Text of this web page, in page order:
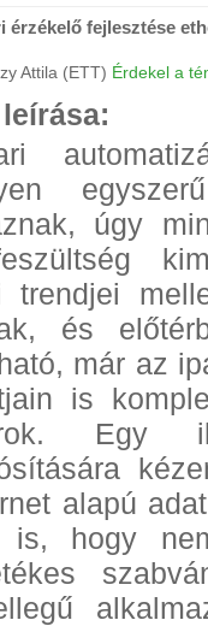
érzékelő fejlesztése
Attila (ETT) Érdekel a
úgy
trendjei
és
már az
is
Egy
alapú
hogy